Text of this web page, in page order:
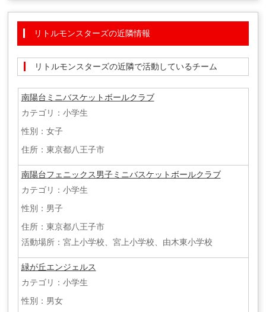
リトルモンスターズの近隣情報
リトルモンスターズの近隣で活動しているチーム
南陽台ミニバスケットボールクラブ
カテゴリ：小学生
性別：女子
住所：東京都八王子市
南陽台フェニックス男子ミニバスケットボールクラブ
カテゴリ：小学生
性別：男子
住所：東京都八王子市
活動場所：宮上小学校、宮上小学校、由木東小学校
緑が丘エンジェルス
カテゴリ：小学生
性別：男女